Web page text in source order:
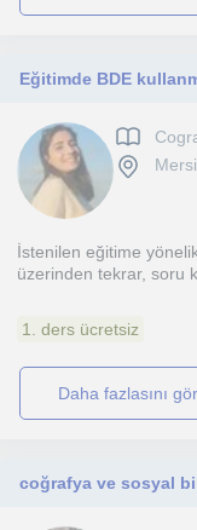
İstenilen eğitime
üzerinden tekrar, soru
1. ders ücretsiz
daha fazlasını gör
coğrafya ve sosyal